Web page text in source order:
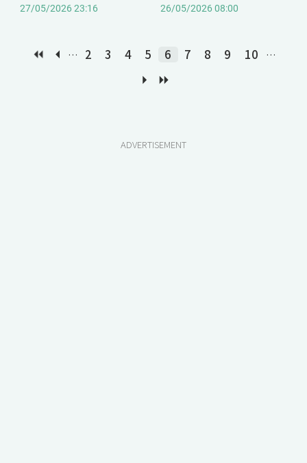
27/05/2026 23:16
感
26/05/2026 08:00
… 2 3 4 5 6 7 8 9 10 …
ADVERTISEMENT